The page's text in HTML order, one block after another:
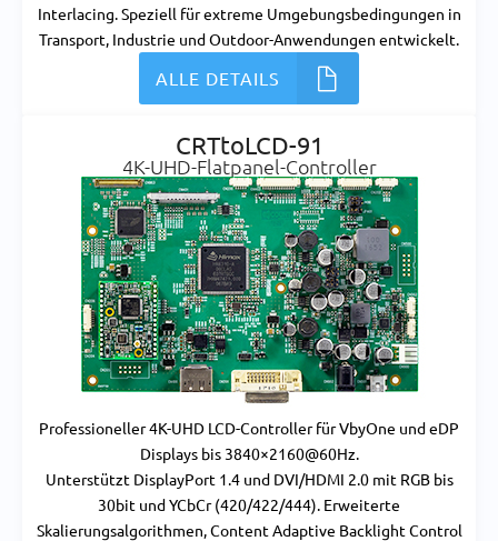
Interlacing. Speziell für extreme Umgebungsbedingungen in
Transport, Industrie und Outdoor-Anwendungen entwickelt.
ALLE DETAILS
CRTtoLCD-91
4K-UHD-Flatpanel-Controller
Professioneller 4K-UHD LCD-Controller für VbyOne und eDP
Displays bis 3840×2160@60Hz.
Unterstützt DisplayPort 1.4 und DVI/HDMI 2.0 mit RGB bis
30bit und YCbCr (420/422/444). Erweiterte
Skalierungsalgorithmen, Content Adaptive Backlight Control